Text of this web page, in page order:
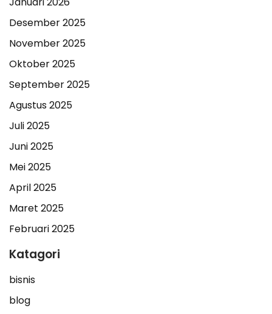
Desember 2025
November 2025
Oktober 2025
September 2025
Agustus 2025
Juli 2025
Juni 2025
Mei 2025
April 2025
Maret 2025
Februari 2025
Katagori
bisnis
blog